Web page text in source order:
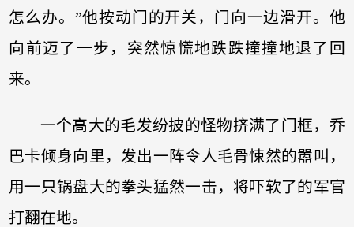
怎么办。”他按动门的开关，门向一边滑开。他
向前迈了一步，突然惊慌地跌跌撞撞地退了回
来。
一个高大的毛发纷披的怪物挤满了门框，乔
巴卡倾身向里，发出一阵令人毛骨悚然的嚣叫，
用一只锅盘大的拳头猛然一击，将吓软了的军官
打翻在地。